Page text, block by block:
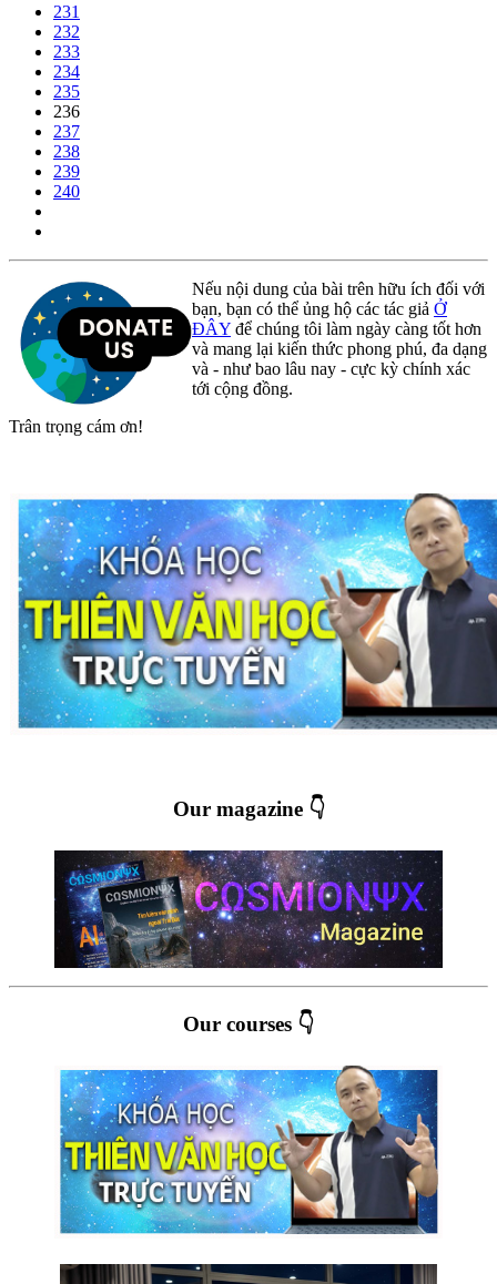
231
232
233
234
235
236
237
238
239
240
Nếu nội dung của bài trên hữu ích đối với
bạn, bạn có thể ủng hộ các tác giả Ở
ĐÂY để chúng tôi làm ngày càng tốt hơn
và mang lại kiến thức phong phú, đa dạng
và - như bao lâu nay - cực kỳ chính xác
tới cộng đồng.
Trân trọng cám ơn!
Our magazine 👇
Our courses 👇